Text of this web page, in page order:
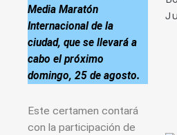
Media Maratón
Internacional de la
ciudad, que se llevará a
cabo el próximo
domingo, 25 de agosto.
Este certamen contará
con la participación de